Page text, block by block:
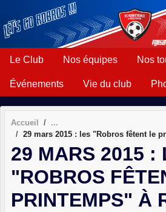
Le Club Nos équipes Nos
Événements Vie du club
Accueil
29 mars 2015 : les "Robros fêtent le
29 MARS 2015 :
"ROBROS
PRINTEMPS" À
Panneau de gestion des cookies